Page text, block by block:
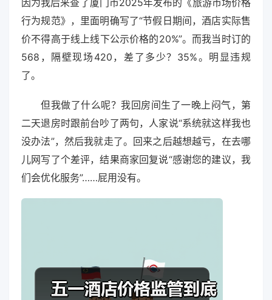
行为规范》，里面明确写了“节假日期间，酒店实际售
价不得高于线上线下公示价格的20%”。而我当时订的
568，隔壁现场420，差了多少？35%。明显违规
了。
但我做了什么呢？我回房间生了一晚上闷气，第
二天退房时跟前台吵了两句，人家说“系统就这样我也
没办法”，然后我就走了。回来之后越想越亏，在去哪
儿网写了个差评，结果商家回复说“感谢您的建议，我
们会优化服务”……屁用没有。